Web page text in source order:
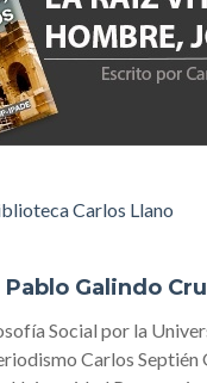
Carlos Llano
Pablo Galindo
Social por la
Carlos